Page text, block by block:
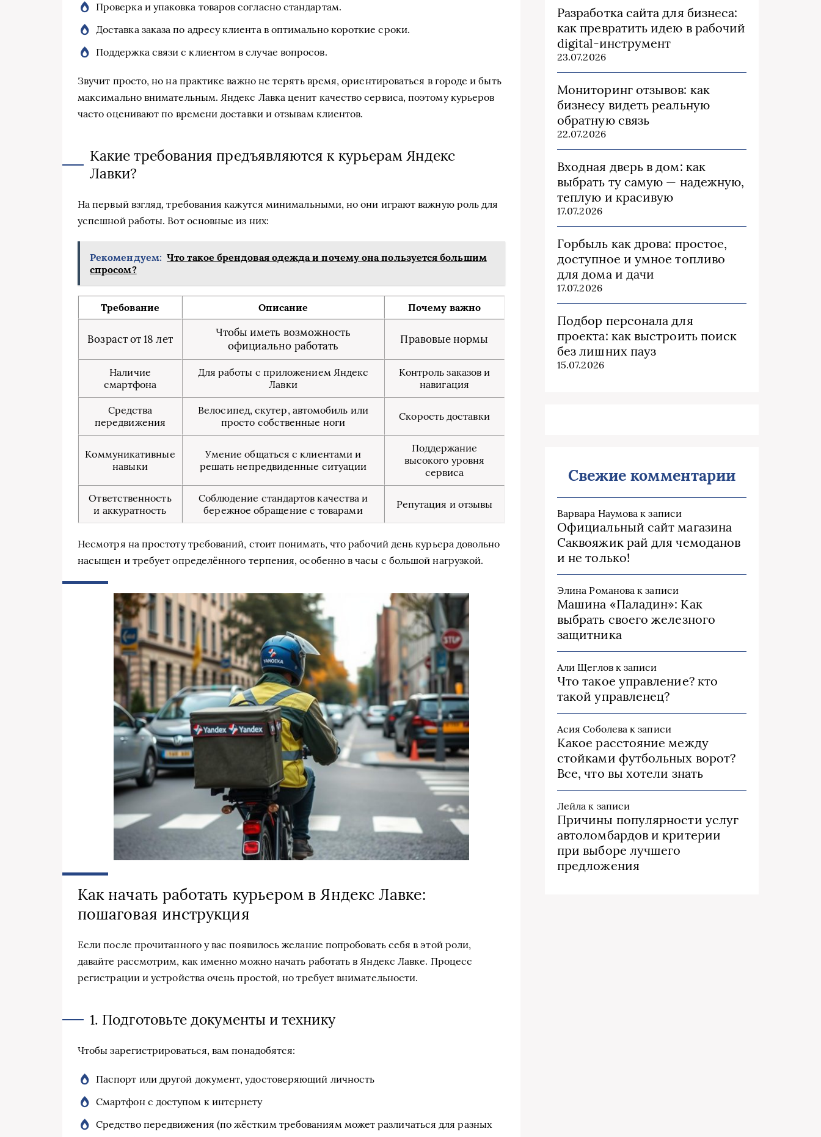
Проверка и упаковка товаров согласно стандартам.
Доставка заказа по адресу клиента в оптимально короткие сроки.
Поддержка связи с клиентом в случае вопросов.
Звучит просто, но на практике важно не терять время, ориентироваться в городе и быть
максимально внимательным. Яндекс Лавка ценит качество сервиса, поэтому курьеров
часто оценивают по времени доставки и отзывам клиентов.
Какие требования предъявляются к курьерам Яндекс
Лавки?
На первый взгляд, требования кажутся минимальными, но они играют важную роль для
успешной работы. Вот основные из них:
Рекомендуем: Что такое брендовая одежда и почему она пользуется большим
спросом?
Требование Описание Почему важно
Возраст от 18 лет
Чтобы иметь возможность
официально работать
Правовые нормы
Наличие
смартфона
Для работы с приложением Яндекс
Лавки
Контроль заказов и
навигация
Средства
передвижения
Велосипед, скутер, автомобиль или
просто собственные ноги
Скорость доставки
Коммуникативные
навыки
Умение общаться с клиентами и
решать непредвиденные ситуации
Поддержание
высокого уровня
сервиса
Ответственность
и аккуратность
Соблюдение стандартов качества и
бережное обращение с товарами
Репутация и отзывы
Несмотря на простоту требований, стоит понимать, что рабочий день курьера довольно
насыщен и требует определённого терпения, особенно в часы с большой нагрузкой.
Как начать работать курьером в Яндекс Лавке:
пошаговая инструкция
Если после прочитанного у вас появилось желание попробовать себя в этой роли,
давайте рассмотрим, как именно можно начать работать в Яндекс Лавке. Процесс
регистрации и устройства очень простой, но требует внимательности.
1. Подготовьте документы и технику
Чтобы зарегистрироваться, вам понадобятся:
Паспорт или другой документ, удостоверяющий личность
Смартфон с доступом к интернету
Средство передвижения (по жёстким требованиям может различаться для разных
Разработка сайта для бизнеса:
как превратить идею в рабочий
digital-инструмент
23.07.2026
Мониторинг отзывов: как
бизнесу видеть реальную
обратную связь
22.07.2026
Входная дверь в дом: как
выбрать ту самую — надежную,
теплую и красивую
17.07.2026
Горбыль как дрова: простое,
доступное и умное топливо
для дома и дачи
17.07.2026
Подбор персонала для
проекта: как выстроить поиск
без лишних пауз
15.07.2026
Свежие комментарии
Варвара Наумова к записи
Официальный сайт магазина
Саквояжик рай для чемоданов
и не только!
Элина Романова к записи
Машина «Паладин»: Как
выбрать своего железного
защитника
Али Щегловк записи
Что такое управление? кто
такой управленец?
Асия Соболева к записи
Какое расстояние между
стойками футбольных ворот?
Все, что вы хотели знать
Лейла к записи
Причины популярности услуг
автоломбардов и критерии
при выборе лучшего
предложения